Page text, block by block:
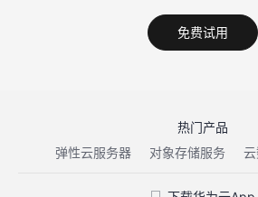
免费试用
热门产品
弹性云服务器
对象存储服务